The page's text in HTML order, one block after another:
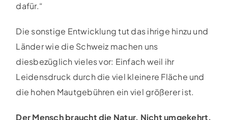
dafür.“
Die sonstige Entwicklung tut das ihrige hinzu und
Länder wie die Schweiz machen uns
diesbezüglich vieles vor: Einfach weil ihr
Leidensdruck durch die viel kleinere Fläche und
die hohen Mautgebühren ein viel größerer ist.
Der Mensch braucht die Natur. Nicht umgekehrt.